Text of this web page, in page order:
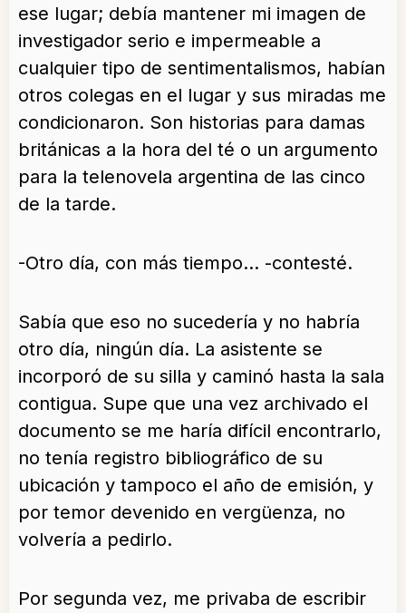
ese lugar; debía mantener mi imagen de
investigador serio e impermeable a
cualquier tipo de sentimentalismos, habían
otros colegas en el lugar y sus miradas me
condicionaron. Son historias para damas
británicas a la hora del té o un argumento
para la telenovela argentina de las cinco
de la tarde.
-Otro día, con más tiempo… -contesté.
Sabía que eso no sucedería y no habría
otro día, ningún día. La asistente se
incorporó de su silla y caminó hasta la sala
contigua. Supe que una vez archivado el
documento se me haría difícil encontrarlo,
no tenía registro bibliográfico de su
ubicación y tampoco el año de emisión, y
por temor devenido en vergüenza, no
volvería a pedirlo.
Por segunda vez, me privaba de escribir